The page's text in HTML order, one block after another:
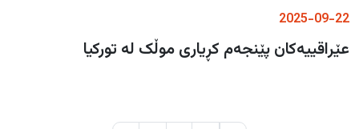
2025-09-22
عێراقییەکان پێنجەم کڕیاری موڵک لە تورکیا